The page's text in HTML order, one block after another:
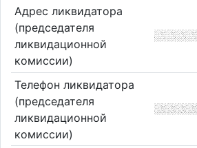
Адрес ликвидатора
(председателя
ликвидационной
комиссии)
Телефон ликвидатора
(председателя
ликвидационной
комиссии)